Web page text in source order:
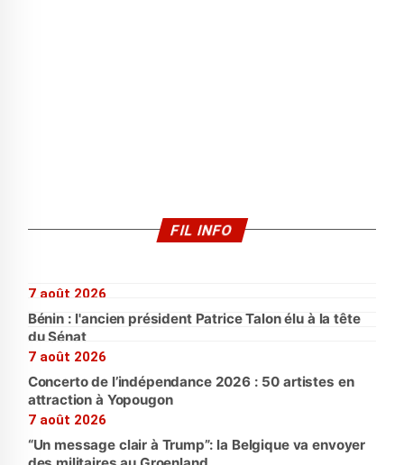
FIL INFO
7 août 2026
Bénin : l'ancien président Patrice Talon élu à la tête
du Sénat
7 août 2026
Concerto de l’indépendance 2026 : 50 artistes en
attraction à Yopougon
7 août 2026
“Un message clair à Trump”: la Belgique va envoyer